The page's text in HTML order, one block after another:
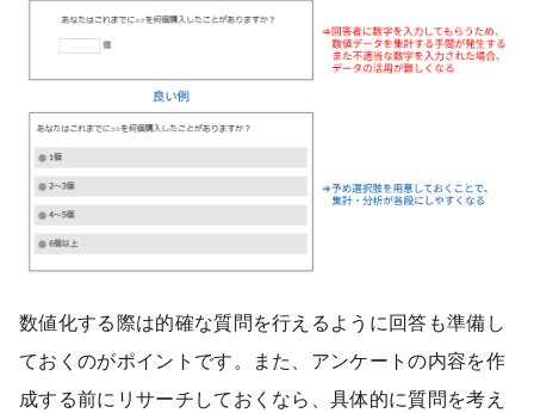
数値化する際は的確な質問を行えるように回答も準備し
ておくのがポイントです。また、アンケートの内容を作
成する前にリサーチしておくなら、具体的に質問を考え